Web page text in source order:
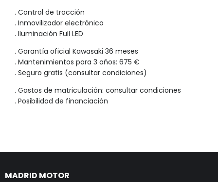
. Control de tracción
. Inmovilizador electrónico
. Iluminación Full LED
. Garantía oficial Kawasaki 36 meses
. Mantenimientos para 3 años: 675 €
. Seguro gratis (consultar condiciones)
. Gastos de matriculación: consultar condiciones
. Posibilidad de financiación
MADRID MOTOR